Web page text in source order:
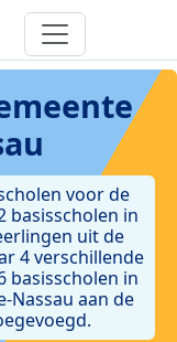
voor de
basisscholen in
uit de
4 verschillende
basisscholen in
Nassau aan de